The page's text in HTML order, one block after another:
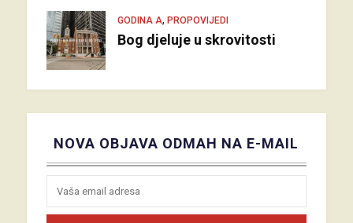
GODINA A, PROPOVIJEDI
Bog djeluje u skrovitosti
NOVA OBJAVA ODMAH NA E-MAIL